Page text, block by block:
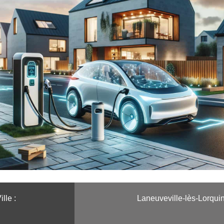
:️ Laneuveville-lès-